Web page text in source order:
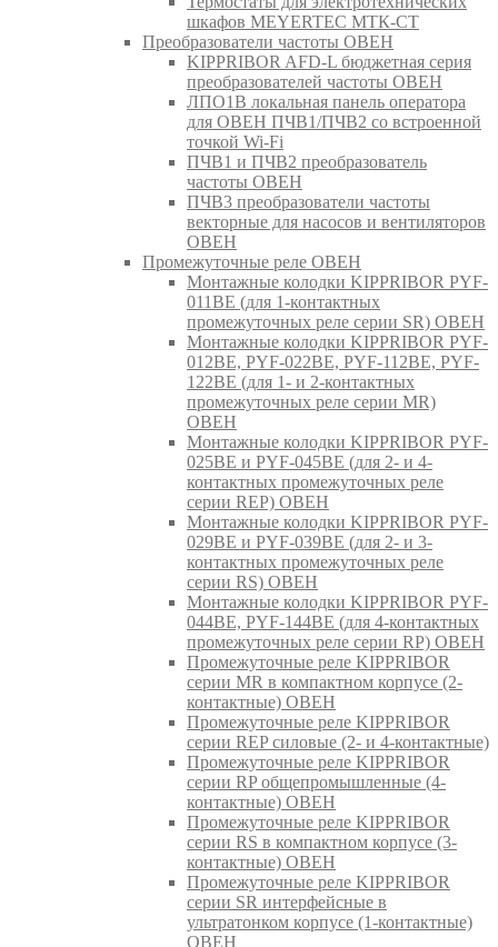
шкафов MEYERTEC МТК-СТ
Преобразователи частоты ОВЕН
KIPPRIBOR AFD-L бюджетная серия
преобразователей частоты ОВЕН
ЛПО1В локальная панель оператора
для ОВЕН ПЧВ1/ПЧВ2 со встроенной
точкой Wi-Fi
ПЧВ1 и ПЧВ2 преобразователь
частоты ОВЕН
ПЧВ3 преобразователи частоты
векторные для насосов и вентиляторов
ОВЕН
Промежуточные реле ОВЕН
Монтажные колодки KIPPRIBOR PYF-
011BE (для 1-контактных
промежуточных реле серии SR) ОВЕН
Монтажные колодки KIPPRIBOR PYF-
012BE, PYF-022BE, PYF-112BE, PYF-
122BE (для 1- и 2-контактных
промежуточных реле серии MR)
ОВЕН
Монтажные колодки KIPPRIBOR PYF-
025BE и PYF-045BE (для 2- и 4-
контактных промежуточных реле
серии REP) ОВЕН
Монтажные колодки KIPPRIBOR PYF-
029BE и PYF-039BE (для 2- и 3-
контактных промежуточных реле
серии RS) ОВЕН
Монтажные колодки KIPPRIBOR PYF-
044BE, PYF-144BE (для 4-контактных
промежуточных реле серии RP) ОВЕН
Промежуточные реле KIPPRIBOR
серии MR в компактном корпусе (2-
контактные) ОВЕН
Промежуточные реле KIPPRIBOR
серии REP силовые (2- и 4-контактные)
Промежуточные реле KIPPRIBOR
серии RP общепромышленные (4-
контактные) ОВЕН
Промежуточные реле KIPPRIBOR
серии RS в компактном корпусе (3-
контактные) ОВЕН
Промежуточные реле KIPPRIBOR
серии SR интерфейсные в
ультратонком корпусе (1-контактные)
ОВЕН